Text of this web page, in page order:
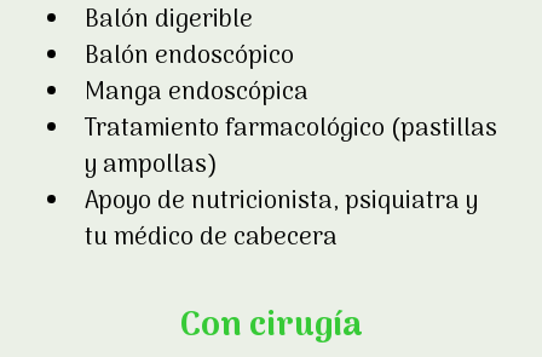
Balón digerible
Balón endoscópico
Manga endoscópica
Tratamiento farmacológico (pastillas
y ampollas)
Apoyo de nutricionista, psiquiatra y
tu médico de cabecera
Con cirugía